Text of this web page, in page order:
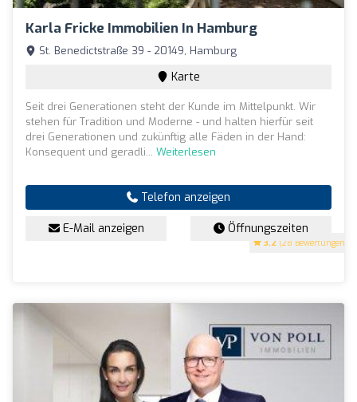
Karla Fricke Immobilien In Hamburg
3.2 (28 Bewertungen)
St. Benedictstraße 39 - 20149, Hamburg
Karte
Seit drei Generationen steht der Kunde im Mittelpunkt. Wir
stehen für Tradition und Moderne - und halten hierfür seit
drei Generationen und zukünftig alle Fäden in der Hand:
Konsequent und geradli... Weiterlesen
Telefon anzeigen
E-Mail anzeigen Öffnungszeiten